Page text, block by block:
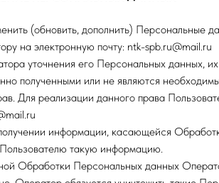
(обновить, дополнить)
на электронную почту: ntk-spb.ru@mail.ru
уточнения его Персональных данных,
полученными или не являются
Для реализации данного права
информации, касающейся
такую информацию.
Обработки Персональных данных